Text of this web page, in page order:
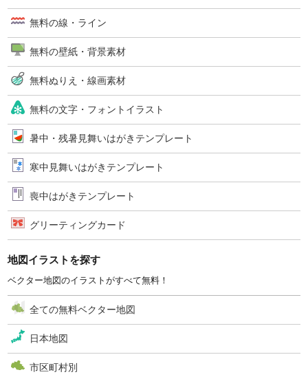
無料の線・ライン
無料の壁紙・背景素材
無料ぬりえ・線画素材
無料の文字・フォントイラスト
暑中・残暑見舞いはがきテンプレート
寒中見舞いはがきテンプレート
喪中はがきテンプレート
グリーティングカード
地図イラストを探す
ベクター地図のイラストがすべて無料！
全ての無料ベクター地図
日本地図
市区町村別